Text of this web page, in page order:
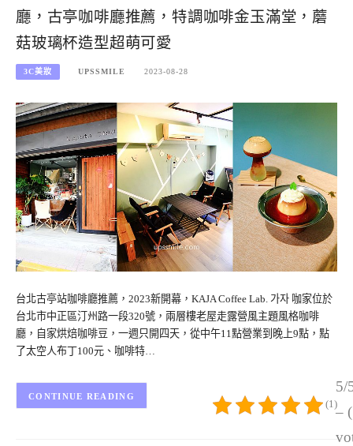
廳，古亭咖啡廳推薦，特調咖啡金玉滿堂，蘑
菇玻璃杯造型超萌可愛
3C美妝 UPSSMILE 2023-08-28
台北古亭站咖啡廳推薦，2023新開幕，KAJA Coffee Lab. 가자 咖家位於
台北市中正區汀州路一段320號，兩層樓老屋走露營風主題風格咖啡
廳，自家烘焙咖啡豆，一週只開四天，從中午11點營業到晚上9點，點
了太空人布丁100元、咖啡特…
5/
–
(1)
CONTINUE READING